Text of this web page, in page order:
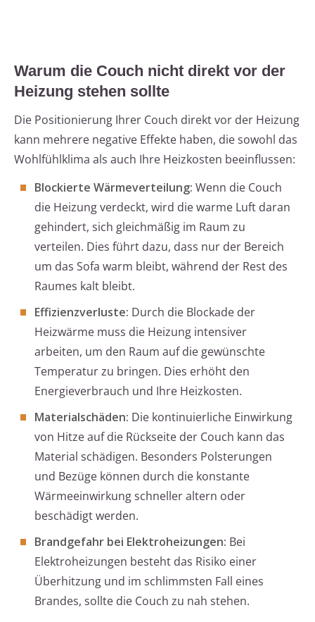
Warum die Couch nicht direkt vor der
Heizung stehen sollte
Die Positionierung Ihrer Couch direkt vor der Heizung
kann mehrere negative Effekte haben, die sowohl das
Wohlfühlklima als auch Ihre Heizkosten beeinflussen:
Blockierte Wärmeverteilung: Wenn die Couch
die Heizung verdeckt, wird die warme Luft daran
gehindert, sich gleichmäßig im Raum zu
verteilen. Dies führt dazu, dass nur der Bereich
um das Sofa warm bleibt, während der Rest des
Raumes kalt bleibt.
Effizienzverluste: Durch die Blockade der
Heizwärme muss die Heizung intensiver
arbeiten, um den Raum auf die gewünschte
Temperatur zu bringen. Dies erhöht den
Energieverbrauch und Ihre Heizkosten.
Materialschäden: Die kontinuierliche Einwirkung
von Hitze auf die Rückseite der Couch kann das
Material schädigen. Besonders Polsterungen
und Bezüge können durch die konstante
Wärmeeinwirkung schneller altern oder
beschädigt werden.
Brandgefahr bei Elektroheizungen: Bei
Elektroheizungen besteht das Risiko einer
Überhitzung und im schlimmsten Fall eines
Brandes, sollte die Couch zu nah stehen.